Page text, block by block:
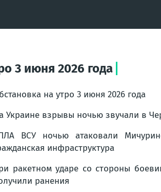
3 июня 2026 года
на утро 3 июня 2026 года
Украине взрывы ночью звучали в
ВСУ ночью атаковали
инфраструктура
ракетном ударе со стороны
ранения